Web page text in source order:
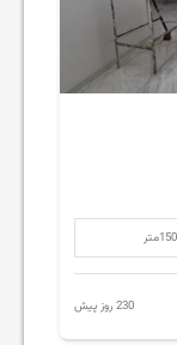
150متر
230 روز پیش